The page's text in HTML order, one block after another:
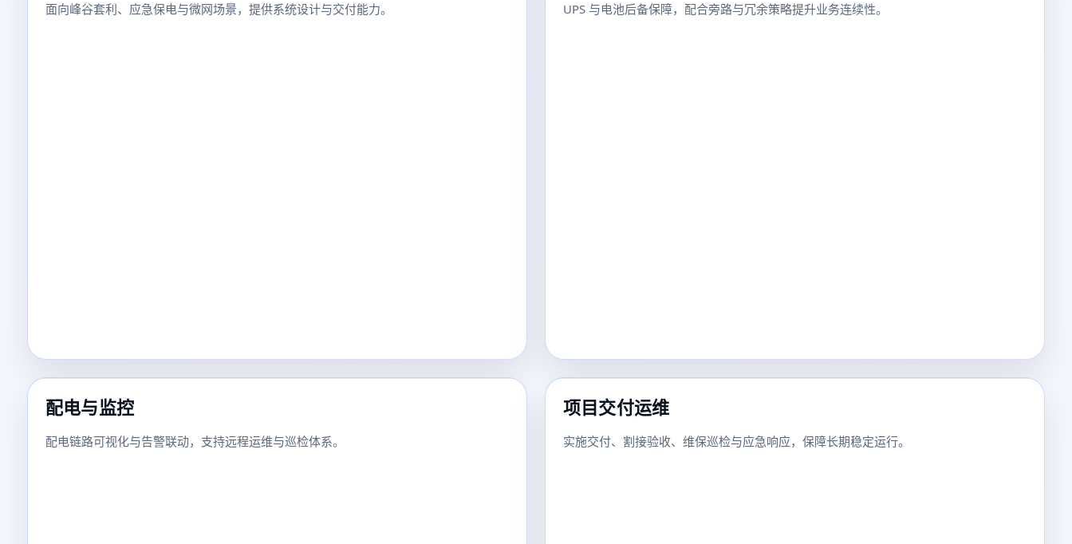
面向峰谷套利、应急保电与微网场景，提供系统设计与交付能力。 UPS 与电池后备保障，配合旁路与冗余策略提升业务连续性。
配电与监控
配电链路可视化与告警联动，支持远程运维与巡检体系。
项目交付运维
实施交付、割接验收、维保巡检与应急响应，保障长期稳定运行。